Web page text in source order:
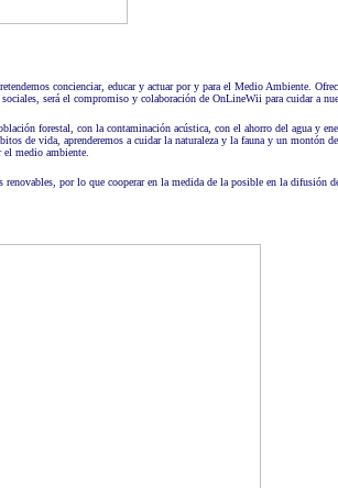
concienciar, educar y actuar por y para el Medio Ambiente.
sociales, será el compromiso y colaboración de OnLineWii para cuidar a
forestal, con la contaminación acústica, con el ahorro del agua y
de vida, aprenderemos a cuidar la naturaleza y la fauna y un montón
el medio ambiente.
renovables, por lo que cooperar en la medida de la posible en la difusión